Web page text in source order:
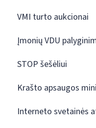
VMI turto aukcionai
Įmonių VDU
STOP šešėliui
Krašto apsaugos
Interneto svetainės